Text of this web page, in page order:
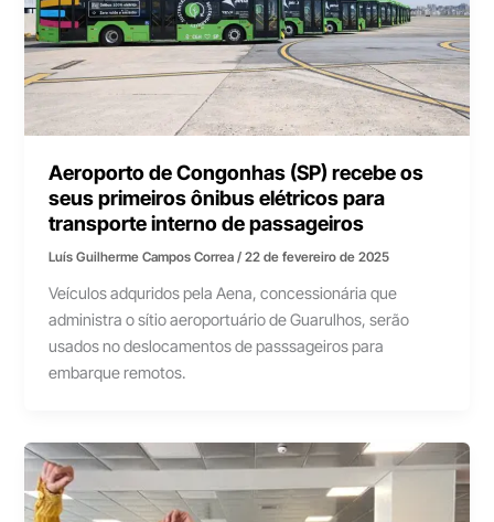
Aeroporto de Congonhas (SP) recebe os
seus primeiros ônibus elétricos para
transporte interno de passageiros
Luís Guilherme Campos Correa/22 de fevereiro de 2025
Veículos adquridos pela Aena, concessionária que
administra o sítio aeroportuário de Guarulhos, serão
usados no deslocamentos de passsageiros para
embarque remotos.